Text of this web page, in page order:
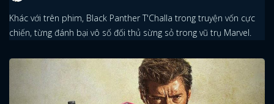
Khác với trên phim, Black Panther T'Challa trong truyện vốn cực
chiến, từng đánh bại vô số đối thủ sừng sỏ trong vũ trụ Marvel.